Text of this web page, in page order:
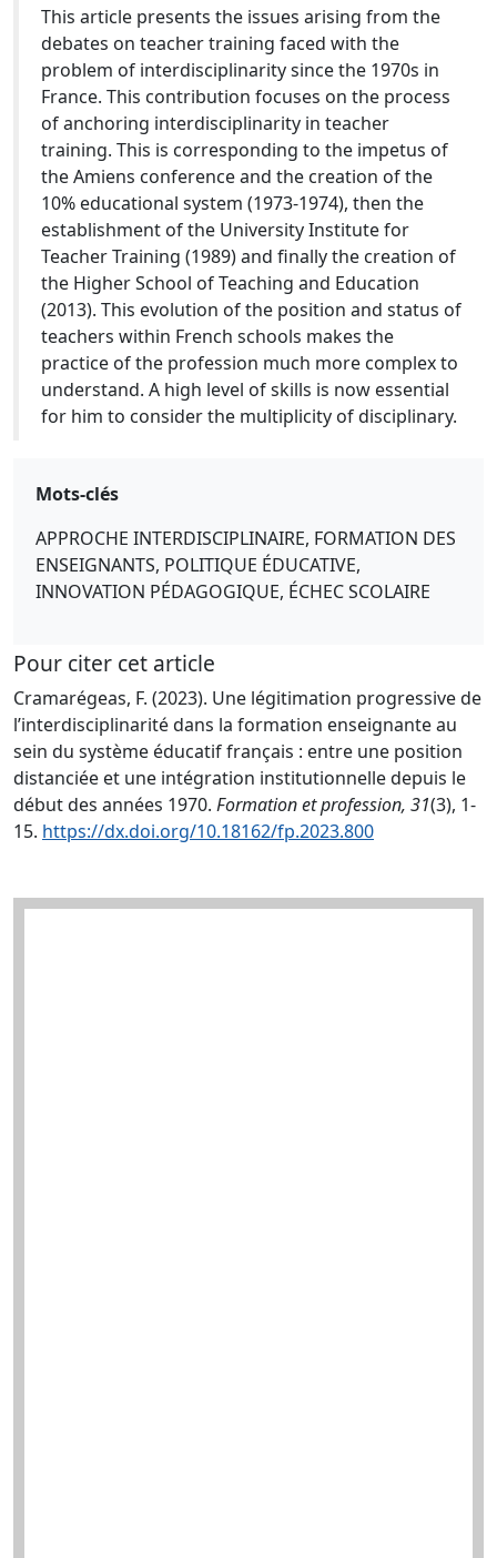
This article presents the issues arising from the
debates on teacher training faced with the
problem of interdisciplinarity since the 1970s in
France. This contribution focuses on the process
of anchoring interdisciplinarity in teacher
training. This is corresponding to the impetus of
the Amiens conference and the creation of the
10% educational system (1973-1974), then the
establishment of the University Institute for
Teacher Training (1989) and finally the creation of
the Higher School of Teaching and Education
(2013). This evolution of the position and status of
teachers within French schools makes the
practice of the profession much more complex to
understand. A high level of skills is now essential
for him to consider the multiplicity of disciplinary.
Mots-clés
APPROCHE INTERDISCIPLINAIRE, FORMATION DES
ENSEIGNANTS, POLITIQUE ÉDUCATIVE,
INNOVATION PÉDAGOGIQUE, ÉCHEC SCOLAIRE
Pour citer cet article
Cramarégeas, F. (2023). Une légitimation progressive de
l’interdisciplinarité dans la formation enseignante au
sein du système éducatif français : entre une position
distanciée et une intégration institutionnelle depuis le
début des années 1970. Formation et profession, 31(3), 1-
15. https://dx.doi.org/10.18162/fp.2023.800